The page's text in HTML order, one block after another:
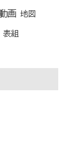
画 地図
表組